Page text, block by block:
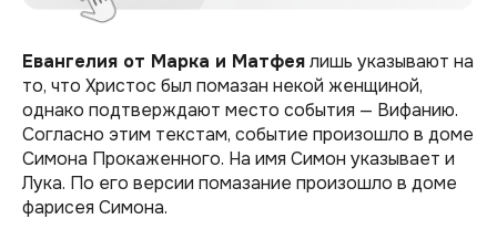
Евангелия от Марка и Матфеялишь указывают на
то, что Христос был помазан некой женщиной,
однако подтверждают место события — Вифанию.
Согласно этим текстам, событие произошло в доме
Симона Прокаженного. На имя Симон указывает и
Лука. По его версии помазание произошло в доме
фарисея Симона.